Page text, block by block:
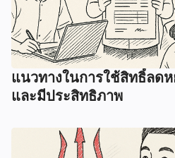
แนวทางในการใช้สิทธิ์ลด
และมีประสิทธิภาพ